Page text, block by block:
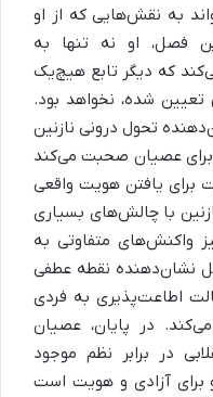
به نقش‌هایی که از او
فصل، او نه تنها به
که دیگر تابع هیچ‌یک
تعیین شده، نخواهد بود.
تحول درونی نازنین
برای عصیان صحبت می‌کند
برای یافتن هویت واقعی
با چالش‌های بسیاری
واکنش‌های متفاوتی به
نشان‌دهنده نقطه عطفی
اطاعت‌پذیری به فردی
در پایان، عصیان
در برابر نظم موجود
آزادی و هویت است